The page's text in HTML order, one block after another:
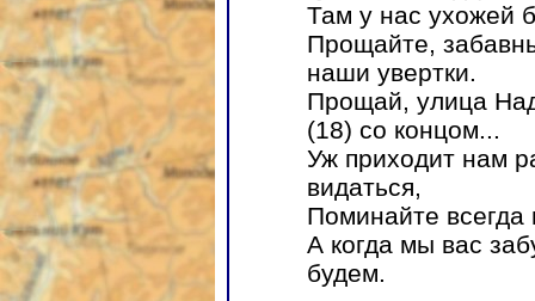
Там у нас ухожей
Прощайте,
наши увертки.
Прощай, улица
(18) со концом...
Уж приходит нам
видаться,
Поминайте
А когда мы вас
будем.